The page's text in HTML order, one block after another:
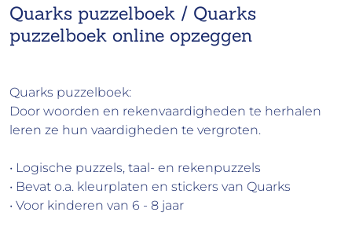
Quarks puzzelboek / Quarks
puzzelboek online opzeggen
Quarks puzzelboek:
Door woorden en rekenvaardigheden te herhalen
leren ze hun vaardigheden te vergroten.
• Logische puzzels, taal- en rekenpuzzels
• Bevat o.a. kleurplaten en stickers van Quarks
• Voor kinderen van 6 - 8 jaar